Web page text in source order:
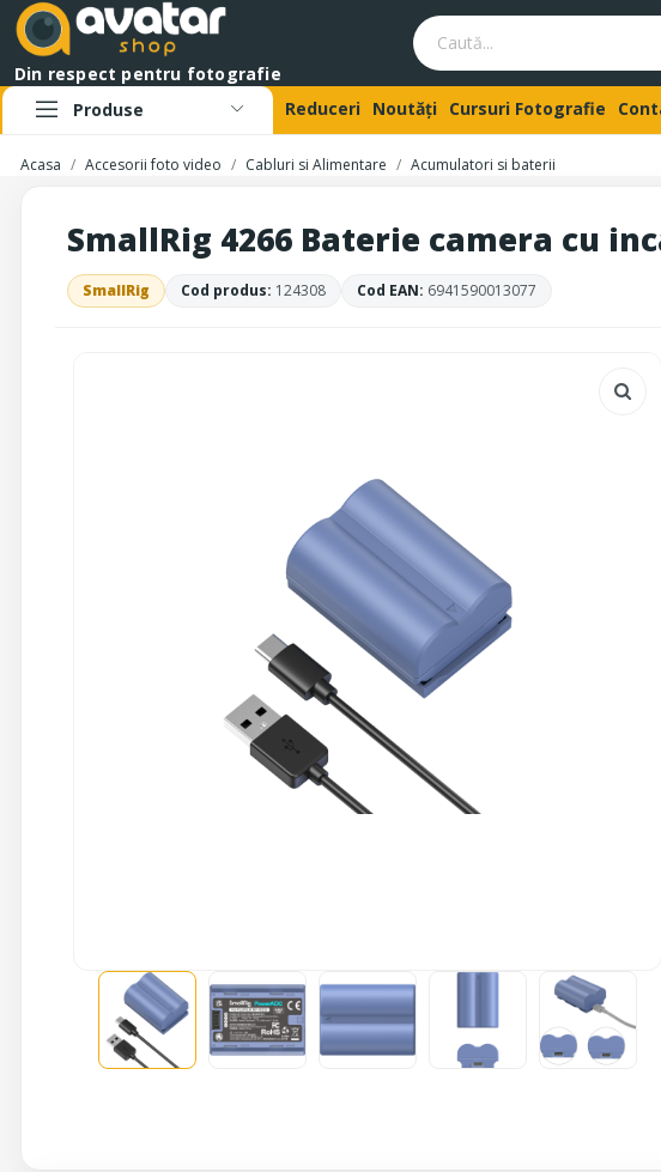
Din respect pentru fotografie
Produse Reduceri Noutăți Cursuri Fotografie
Acasa Accesorii foto video Cabluri si Alimentare Acumulatori si baterii
SmallRig 4266 Baterie camera cu
SmallRig Cod produs: 124308 Cod EAN: 6941590013077